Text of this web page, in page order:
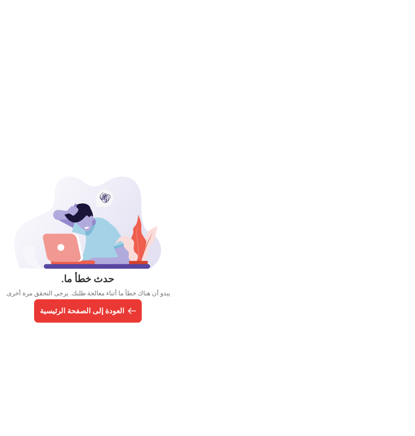
حدث خطأ ما.
يبدو أن هناك خطأ ما أثناء معالجة طلبك. يرجى التحقق مرة أخرى.
العودة إلى الصفحة الرئيسية